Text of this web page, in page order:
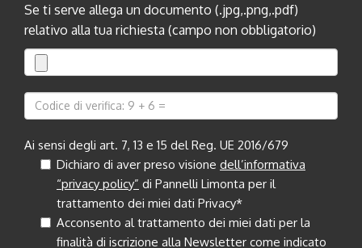
Se ti serve allega un documento (.jpg,.png,.pdf)
relativo alla tua richiesta (campo non obbligatorio)
Ai sensi degli art. 7, 13 e 15 del Reg. UE 2016/679
Dichiaro di aver preso visione dell’informativa
“privacy policy” di Pannelli Limonta per il
trattamento dei miei dati Privacy*
Acconsento al trattamento dei miei dati per la
finalità di iscrizione alla Newsletter come indicato